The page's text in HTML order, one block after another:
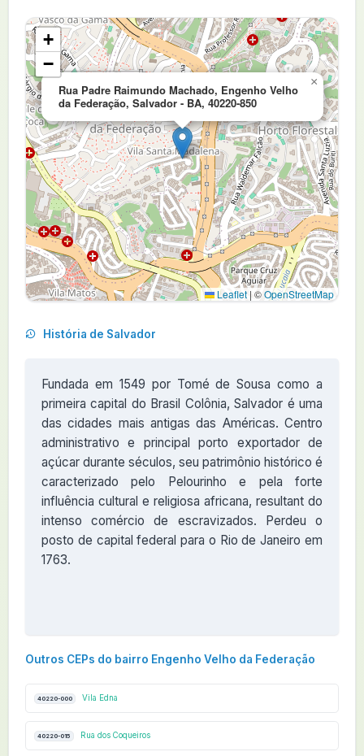
Rua Padre Raimundo Machado, Engenho Velho
da Federação, Salvador - BA, 40220-850
×
+
−
Leaflet | ©OpenStreetMap
História de Salvador
Fundada em 1549 por Tomé de Sousa como a
primeira capital do Brasil Colônia, Salvador é uma
das cidades mais antigas das Américas. Centro
administrativo e principal porto exportador de
açúcar durante séculos, seu patrimônio histórico é
caracterizado pelo Pelourinho e pela forte
influência cultural e religiosa africana, resultant do
intenso comércio de escravizados. Perdeu o
posto de capital federal para o Rio de Janeiro em
1763.
Outros CEPs do bairro Engenho Velho da Federação
40220-000 Vila Edna
40220-015 Rua dos Coqueiros